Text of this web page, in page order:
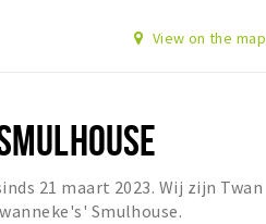
View on the map
21 maart 2023. Wij zijn Twan
Smulhouse.